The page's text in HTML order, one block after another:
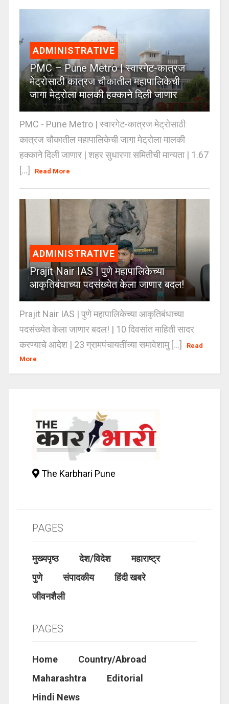
ADMINISTRATIVE
PMC – Pune Metro | स्वारगेट-कात्रज
मेट्रोसाठी कात्रज चौकातील महापालिकेची
जागा मेट्रोला मालकी हक्काने दिली जाणार
PMC - Pune Metro | स्वारगेट-कात्रज मेट्रोसाठी
कात्रज चौकातील महापालिकेची जागा मेट्रोला मालकी
हक्काने दिली जाणार | शहर सुधारणा समितीची मान्यता | 1.67
[...]
Read More
ADMINISTRATIVE
Prajit Nair IAS | पुणे महापालिकेच्या
आकृतिबंधाच्या पदसंख्येत केला जाणार बदल!
Prajit Nair IAS | पुणे महापालिकेच्या आकृतिबंधाच्या
पदसंख्येत केला जाणार बदल! | 10 दिवसांत माहिती सादर
करण्याचे आदेश | 23 ग्रामपंचायतींच्या समावेशामु [...]
Read
More
The Karbhari Pune
PAGES
मुख्यपृष्ठ देश/विदेश
महाराष्ट्र
पुणे
संपादकीय
हिंदी खबरे
जीवनशैली
PAGES
Home
Country/Abroad
Maharashtra
Editorial
Hindi News